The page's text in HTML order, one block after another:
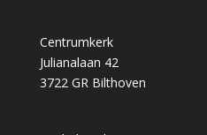
Centrumkerk
Julianalaan 42
3722 GR Bilthoven